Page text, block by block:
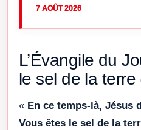
7 AOÛT 2026
L’Évangile du
le sel de la
« En ce temps-là, Jésus
Vous êtes le sel de la